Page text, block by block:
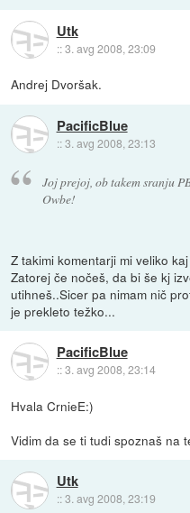
Utk
::3. avg 2008, 23:09
Andrej Dvoršak.
PacificBlue
::3. avg 2008, 23:13
Joj prejoj, ob takem sranju
Owbe!
Z takimi komentarji mi veliko
Zatorej če nočeš, da bi še kj
utihneš..Sicer pa nimam nič
je prekleto težko...
PacificBlue
::3. avg 2008, 23:14
Hvala CrnieE:)
Vidim da se ti tudi spoznaš na
Utk
::3. avg 2008, 23:19